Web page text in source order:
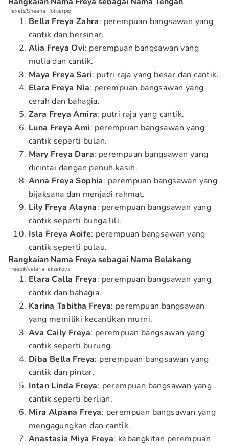
Pexels/Sheena Policarpio
Bella Freya Zahra: perempuan bangsawan yang
cantik dan bersinar.
Alia Freya Ovi: perempuan bangsawan yang
mulia dan cantik.
Maya Freya Sari: putri raja yang besar dan cantik.
Elara Freya Nia: perempuan bangsawan yang
cerah dan bahagia.
Zara Freya Amira: putri raja yang cantik.
Luna Freya Ami: perempuan bangsawan yang
cantik seperti bulan.
Mary Freya Dara: perempuan bangsawan yang
dicintai dengan penuh kasih.
Anna Freya Sophia: perempuan bangsawan yang
bijaksana dan menjadi rahmat.
Lily Freya Alayna: perempuan bangsawan yang
cantik seperti bunga lili.
Isla Freya Aoife: perempuan bangsawan yang
cantik seperti pulau.
Rangkaian Nama Freya sebagai Nama Belakang
Freepik/valeria_aksakova
Elara Calla Freya: perempuan bangsawan yang
cantik dan bahagia.
Karina Tabitha Freya: perempuan bangsawan
yang memiliki kecantikan murni.
Ava Caily Freya: perempuan bangsawan yang
cantik seperti burung.
Diba Bella Freya: perempuan bangsawan yang
cantik dan pintar.
Intan Linda Freya: perempuan bangsawan yang
cantik seperti berlian.
Mira Alpana Freya: perempuan bangsawan yang
mengagungkan dan cantik.
Anastasia Miya Freya: kebangkitan perempuan